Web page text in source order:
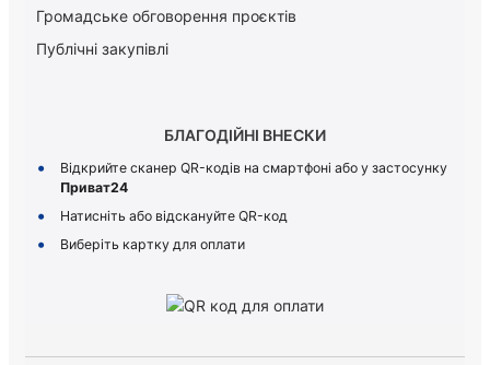
Громадське обговорення проєктів
Публічні закупівлі
БЛАГОДІЙНІ ВНЕСКИ
Відкрийте сканер QR-кодів на смартфоні або у застосунку
Приват24
Натисніть або відскануйте QR-код
Виберіть картку для оплати